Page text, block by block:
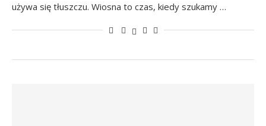
używa się tłuszczu. Wiosna to czas, kiedy szukamy …